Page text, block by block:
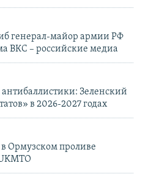
генерал-майор армии РФ
ВКС – российские медиа
Зеленский
в 2026-2027 годах
Ормузском проливе